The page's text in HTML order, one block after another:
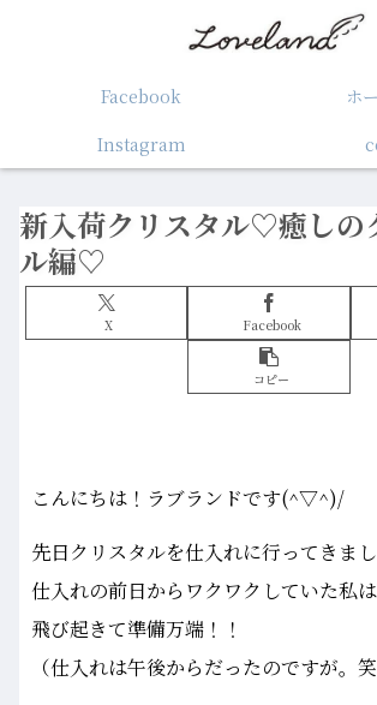
Facebook
ホ
Instagram
新入荷クリスタル♡癒しの
ル編♡
X Facebook
コピー
こんにちは！ラブランドです(^▽^)/
先日クリスタルを仕入れに行ってきまし
仕入れの前日からワクワクしていた私
飛び起きて準備万端！！
（仕入れは午後からだったのですが。笑